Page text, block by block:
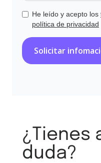
He leído y acepto los
política de privacidad
¿Tienes
duda?